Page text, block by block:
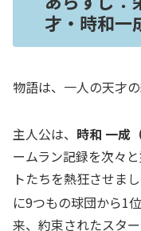
才・時和一
物語は、一人の天才
主人公は、 時和 一成
ームラン記録を次々
トたちを熱狂させま
に9つもの球団から1
来、約束されたスタ